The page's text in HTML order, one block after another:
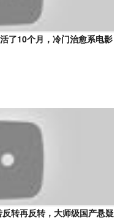
了10个月，冷门治愈系电影
转再反转，大师级国产悬疑